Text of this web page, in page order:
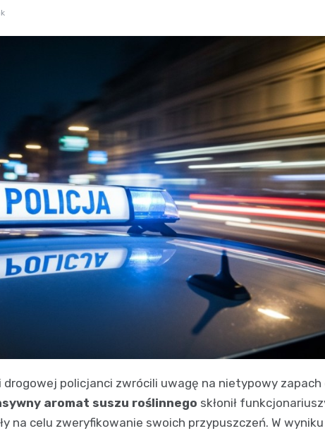
policjanci zwrócili uwagę na nietypowy zapach
aromat suszu roślinnego skłonił
na celu zweryfikowanie swoich przypuszczeń. W wyniku